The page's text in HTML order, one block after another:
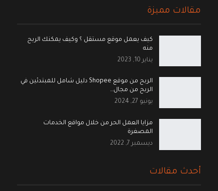
مقالات مميزة
كيف يعمل موقع مستقل ؟ وكيف يمكنك الربح
منه
يناير 10, 2023
الربح من موقع Shopee دليل شامل للمبتدئين في
الربح من مجال…
يونيو 27, 2024
مزايا العمل الحر من خلال مواقع الخدمات
المصغرة
ديسمبر 7, 2022
أحدث مقالات